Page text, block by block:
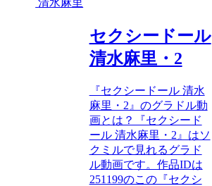
清水麻里
セクシードール
清水麻里・2
『セクシードール 清水
麻里・2』のグラドル動
画とは？『セクシード
ール 清水麻里・2』はソ
クミルで見れるグラド
ル動画です。作品IDは
251199のこの『セクシ